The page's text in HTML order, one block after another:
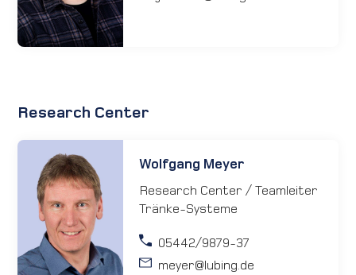
Research Center
Wolfgang Meyer
Research Center / Teamleiter
Tränke-Systeme
05442/9879-37
meyer@lubing.de